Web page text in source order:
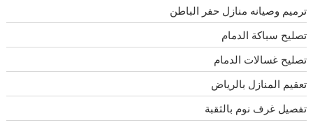
ترميم وصيانه منازل حفر الباطن
تصليح سباكة الدمام
تصليح غسالات الدمام
تعقيم المنازل بالرياض
تفصيل غرف نوم بالثقبة